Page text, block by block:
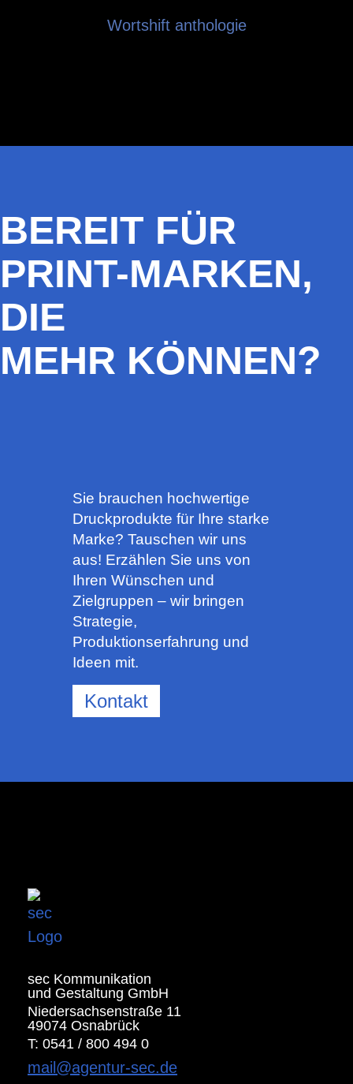
Wortshift anthologie
BEREIT FÜR
PRINT-MARKEN,
DIE
MEHR KÖNNEN?
Sie brauchen hochwertige
Druckprodukte für Ihre starke
Marke? Tauschen wir uns
aus! Erzählen Sie uns von
Ihren Wünschen und
Zielgruppen – wir bringen
Strategie,
Produktionserfahrung und
Ideen mit.
Kontakt
sec Kommunikation
und Gestaltung GmbH
Niedersachsenstraße 11
49074 Osnabrück
T: 0541 / 800 494 0
mail@agentur-sec.de